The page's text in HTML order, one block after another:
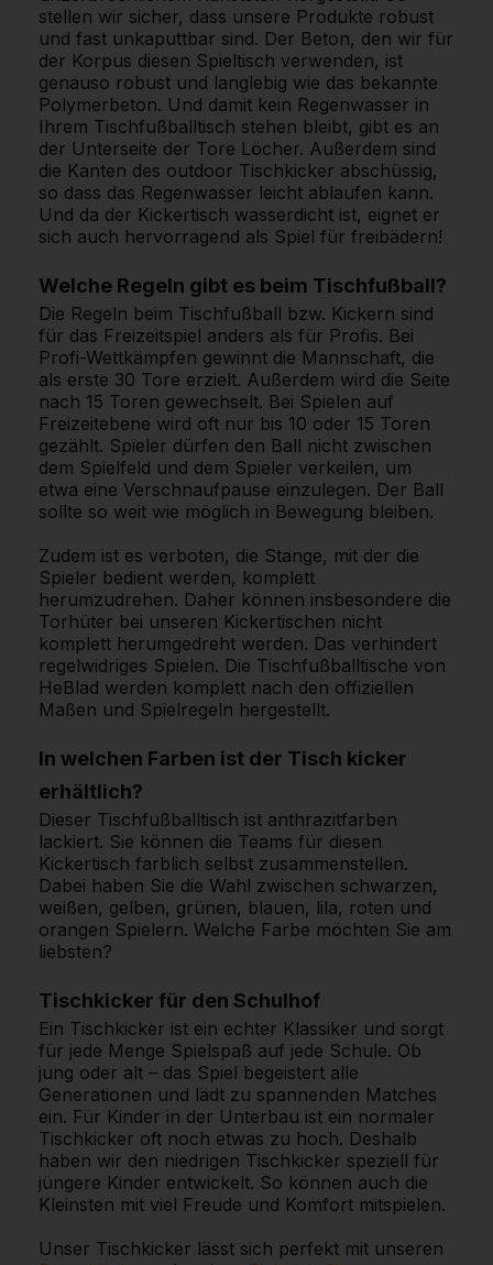
stellen wir sicher, dass unsere Produkte robust
und fast unkaputtbar sind. Der Beton, den wir für
der Korpus diesen Spieltisch verwenden, ist
genauso robust und langlebig wie das bekannte
Polymerbeton. Und damit kein Regenwasser in
Ihrem Tischfußballtisch stehen bleibt, gibt es an
der Unterseite der Tore Löcher. Außerdem sind
die Kanten des outdoor Tischkicker abschüssig,
so dass das Regenwasser leicht ablaufen kann.
Und da der Kickertisch wasserdicht ist, eignet er
sich auch hervorragend als Spiel für freibädern!
Welche Regeln gibt es beim Tischfußball?
Die Regeln beim Tischfußball bzw. Kickern sind
für das Freizeitspiel anders als für Profis. Bei
Profi-Wettkämpfen gewinnt die Mannschaft, die
als erste 30 Tore erzielt. Außerdem wird die Seite
nach 15 Toren gewechselt. Bei Spielen auf
Freizeitebene wird oft nur bis 10 oder 15 Toren
gezählt. Spieler dürfen den Ball nicht zwischen
dem Spielfeld und dem Spieler verkeilen, um
etwa eine Verschnaufpause einzulegen. Der Ball
sollte so weit wie möglich in Bewegung bleiben.
Zudem ist es verboten, die Stange, mit der die
Spieler bedient werden, komplett
herumzudrehen. Daher können insbesondere die
Torhüter bei unseren Kickertischen nicht
komplett herumgedreht werden. Das verhindert
regelwidriges Spielen. Die Tischfußballtische von
HeBlad werden komplett nach den offiziellen
Maßen und Spielregeln hergestellt.
In welchen Farben ist der Tisch kicker
erhältlich?
Dieser Tischfußballtisch ist anthrazitfarben
lackiert. Sie können die Teams für diesen
Kickertisch farblich selbst zusammenstellen.
Dabei haben Sie die Wahl zwischen schwarzen,
weißen, gelben, grünen, blauen, lila, roten und
orangen Spielern. Welche Farbe möchten Sie am
liebsten?
Tischkicker für den Schulhof
Ein Tischkicker ist ein echter Klassiker und sorgt
für jede Menge Spielspaß auf jede Schule. Ob
jung oder alt – das Spiel begeistert alle
Generationen und lädt zu spannenden Matches
ein. Für Kinder in der Unterbau ist ein normaler
Tischkicker oft noch etwas zu hoch. Deshalb
haben wir den niedrigen Tischkicker speziell für
jüngere Kinder entwickelt. So können auch die
Kleinsten mit viel Freude und Komfort mitspielen.
Unser Tischkicker lässt sich perfekt mit unseren